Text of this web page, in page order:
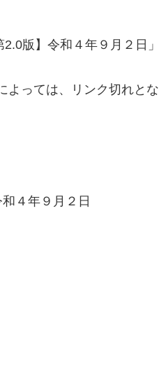
版】令和４年９月２日
っては、リンク切れと
４年９月２日